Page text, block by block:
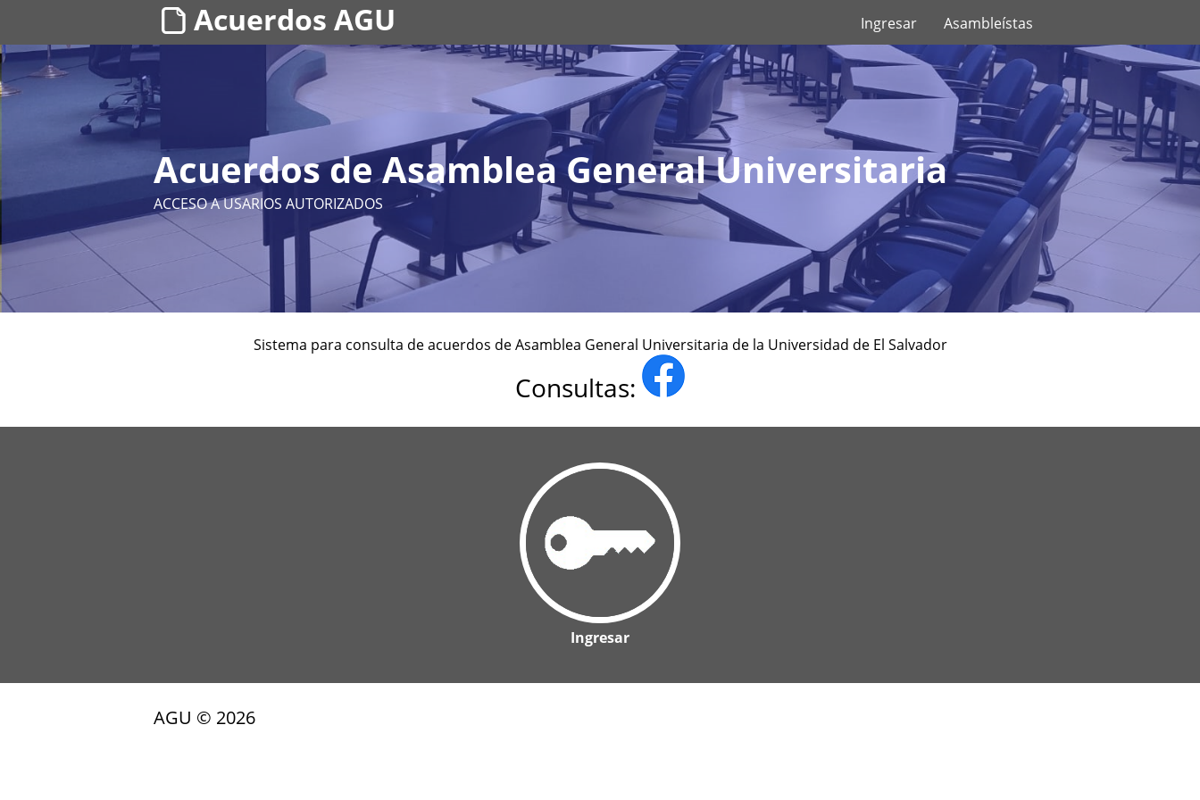
Acuerdos AGU Ingresar Asambleístas
Acuerdos de Asamblea General Universitaria
ACCESO A USARIOS AUTORIZADOS
Sistema para consulta de acuerdos de Asamblea General Universitaria de la Universidad de El Salvador
Consultas:
Ingresar
AGU © 2026